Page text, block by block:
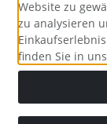
Website zu
zu analysieren
finden Sie in